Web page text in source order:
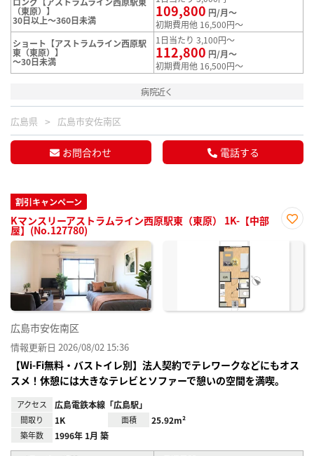
（東原）】
30日以上～360日未満
109,800 円/月～
初期費用他 16,500円～
ショート【アストラムライン西原駅
東（東原）】
～30日未満
1日当たり 3,100円～
112,800 円/月～
初期費用他 16,500円～
病院近く
広島県 広島市安佐南区
お問合わせ 電話する
割引キャンペーン
Kマンスリーアストラムライン西原駅東（東原） 1K-【中部
屋】(No.127780)
に入
広島市安佐南区
情報更新日 2026/08/02 15:36
【Wi-Fi無料・バストイレ別】法人契約でテレワークなどにもオス
スメ！休憩には大きなテレビとソファーで憩いの空間を満喫。
アクセス 広島電鉄本線「広島駅」
間取り 1K 面積 25.92m²
築年数 1996年 1月 築